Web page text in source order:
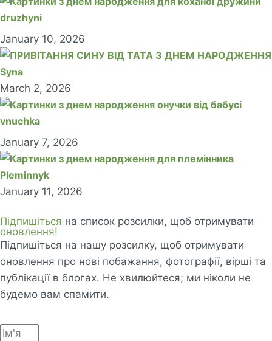
druzhyni
January 10, 2026
Syna
March 2, 2026
vnuchka
January 7, 2026
Pleminnyk
January 11, 2026
Підпишіться на список розсилки, щоб отримувати
оновлення!
Підпишіться на нашу розсилку, щоб отримувати
оновлення про нові побажання, фотографії, вірші та
публікації в блогах. Не хвилюйтеся; ми ніколи не
будемо вам спамити.